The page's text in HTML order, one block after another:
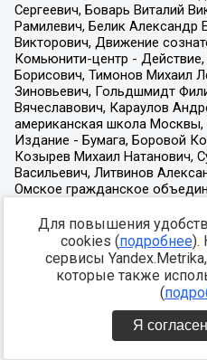
Для повышения
cookies (подробнее).
сервисы
которые также
(
Я